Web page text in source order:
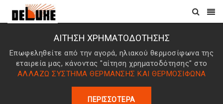
ΑΊΤΗΣΗ ΧΡΗΜΑΤΟΔΌΤΗΣΗΣ
Επωφεληθείτε από την αγορά, ηλιακού θερμοσίφωνα της
εταιρεία μας, κάνοντας "αίτηση χρηματοδότησης" στο
ΑΛΛΑΖΩ ΣΥΣΤΗΜΑ ΘΕΡΜΑΝΣΗΣ ΚΑΙ ΘΕΡΜΟΣΙΦΩΝΑ
ΠΕΡΙΣΣΌΤΕΡΑ